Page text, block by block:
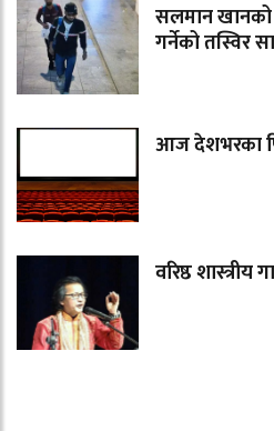
सलमान खानको
गर्नेको तस्विर
आज देशभरका
वरिष्ठ